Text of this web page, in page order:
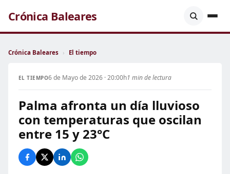
Crónica Baleares
Crónica Baleares › El tiempo
EL TIEMPO6 de Mayo de 2026 · 20:00h1 min de lectura
Palma afronta un día lluvioso
con temperaturas que oscilan
entre 15 y 23°C